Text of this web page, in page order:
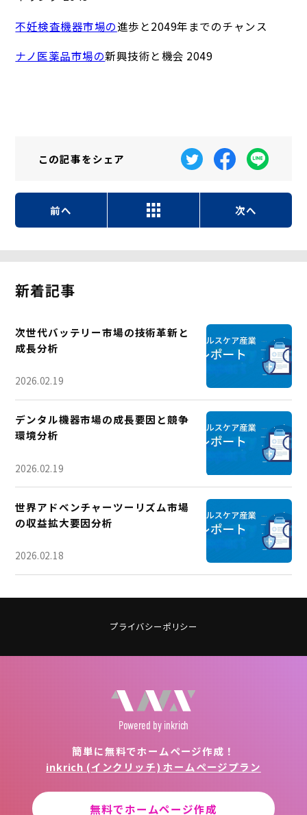
不妊検査機器市場の進歩と2049年までのチャンス
ナノ医薬品市場の新興技術と機会 2049
この記事をシェア
前へ 次へ
新着記事
次世代バッテリー市場の技術革新と
成長分析
2026.02.19
デンタル機器市場の成長要因と競争
環境分析
2026.02.19
世界アドベンチャーツーリズム市場
の収益拡大要因分析
2026.02.18
プライバシーポリシー
Powered by inkrich
簡単に無料でホームページ作成！
inkrich (インクリッチ) ホームページプラン
無料でホームページ作成